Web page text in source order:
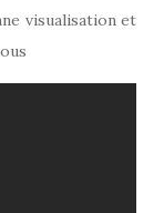
visualisation et